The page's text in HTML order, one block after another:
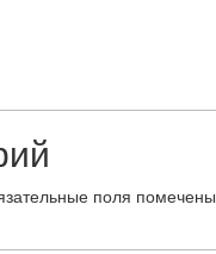
поля помечены